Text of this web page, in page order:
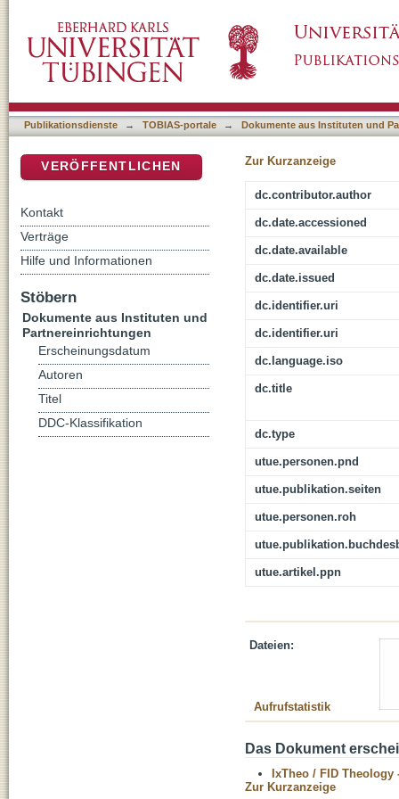
Publikationsdienste → TOBIAS-portale → Dokumente aus Instituten und
Zur Kurzanzeige
dc.contributor.author
dc.date.accessioned
dc.date.available
dc.date.issued
dc.identifier.uri
dc.identifier.uri
dc.language.iso
dc.title
dc.type
utue.personen.pnd
utue.publikation.seiten
utue.personen.roh
utue.artikel.ppn
Dateien:
Aufrufstatistik
Das Dokument
IxTheo / FID Theology
Zur Kurzanzeige
VERÖFFENTLICHEN
Kontakt
Verträge
Hilfe und Informationen
Stöbern
Dokumente aus Instituten und
Partnereinrichtungen
Erscheinungsdatum
Autoren
Titel
DDC-Klassifikation